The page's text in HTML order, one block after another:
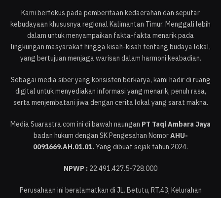
Kami berfokus pada pemberitaan kedaerahan dan seputar
kebudayaan khususnya regional Kalimantan Timur. Menggali lebih
dalam untuk menyampaikan fakta-fakta menarik pada
lingkungan masyarakat hingga kisah-kisah tentang budaya lokal,
yang bertujuan menjaga warisan dalam harmoni keabadian.
Sebagai media siber yang konsisten berkarya, kami hadir di ruang
digital untuk menyediakan informasi yang menarik, penuh rasa,
serta menjembatani jiwa dengan cerita lokal yang sarat makna.
Media Suarastra.com ini di bawah naungan PT Taqi Ambara Jaya
badan hukum dengan SK Pengesahan NomorAHU-
0091669.AH.01.01.Yang dibuat sejak tahun 2024.
NPWP : 22.491.427.5-728.000
Perusahaan ini beralamatkan di JL. Betutu, RT.43, Kelurahan